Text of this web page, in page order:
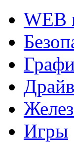
WEB
Игры